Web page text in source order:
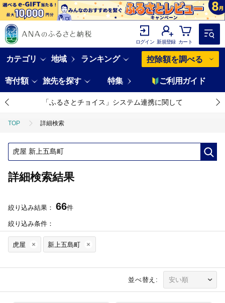
ログイン 新規登録 カート
カテゴリ 地域 ランキング 控除額を調べる
寄付額 旅先を探す 特集 ご利用ガイド
「ふるさとチョイス」システム連携に関して
TOP 詳細検索
詳細検索結果
絞り込み結果： 66件
絞り込み条件：
虎屋 新上五島町
並べ替え: